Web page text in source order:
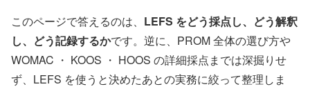
このページで答えるのは、 LEFS をどう採点し、どう解釈
し、どう記録するかです。逆に、PROM 全体の選び方や
WOMAC ・ KOOS ・ HOOS の詳細採点までは深掘りせ
ず、LEFS を使うと決めたあとの実務に絞って整理しま